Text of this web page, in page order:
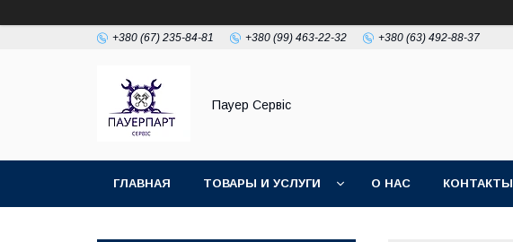
+380 (67) 235-84-81 +380 (99) 463-22-32 +380 (63) 492-88-37
Пауер Сервіс
ГЛАВНАЯ ТОВАРЫ И УСЛУГИ О НАС КОНТАКТЫ